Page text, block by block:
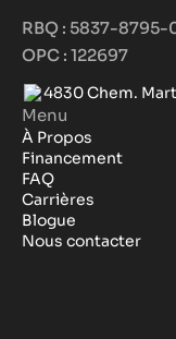
RBQ : 5837-8795-
OPC : 122697
4830 Chem.
Menu
À Propos
Financement
FAQ
Carrières
Blogue
Nous contacter